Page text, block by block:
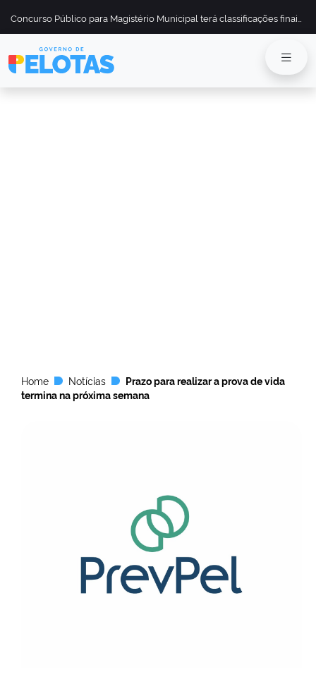
Home Notícias
Prazo para realizar a prova de vida
termina na próxima semana